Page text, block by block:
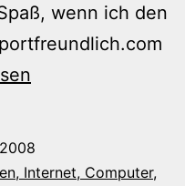
wenn ich den
Internet, Computer,